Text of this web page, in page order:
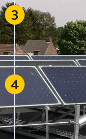
Nous nous
votre
3
Option :
Avec
investir
pénaliser
4